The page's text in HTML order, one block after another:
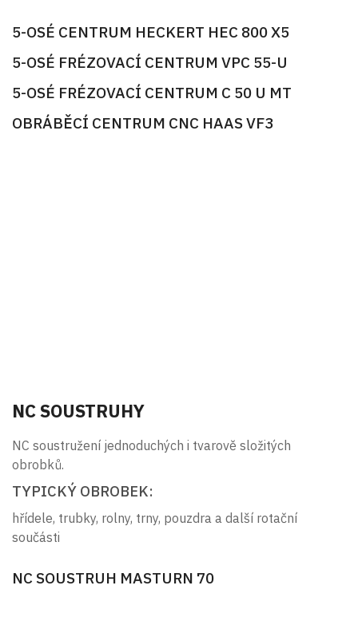
5-OSÉ CENTRUM HECKERT HEC 800 X5
5-OSÉ FRÉZOVACÍ CENTRUM VPC 55-U
5-OSÉ FRÉZOVACÍ CENTRUM C 50 U MT
OBRÁBĚCÍ CENTRUM CNC HAAS VF3
NC SOUSTRUHY
NC soustružení jednoduchých i tvarově složitých
obrobků.
TYPICKÝ OBROBEK:
hřídele, trubky, rolny, trny, pouzdra a další rotační
součásti
NC SOUSTRUH MASTURN 70